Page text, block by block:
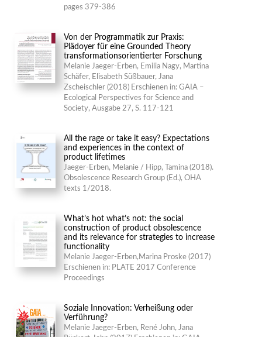
pages 379-386
Von der Programmatik zur Praxis:
Plädoyer für eine Grounded Theory
transformationsorientierter Forschung
Melanie Jaeger-Erben, Emilia Nagy, Martina
Schäfer, Elisabeth Süßbauer, Jana
Zscheischler (2018) Erschienen in: GAIA –
Ecological Perspectives for Science and
Society, Ausgabe 27, S. 117-121
All the rage or take it easy? Expectations
and experiences in the context of
product lifetimes
Jaeger-Erben, Melanie / Hipp, Tamina (2018).
Obsolescence Research Group (Ed.), OHA
texts 1/2018.
What’s hot what’s not: the social
construction of product obsolescence
and its relevance for strategies to increase
functionality
Melanie Jaeger-Erben,Marina Proske (2017)
Erschienen in: PLATE 2017 Conference
Proceedings
Soziale Innovation: Verheißung oder
Verführung?
Melanie Jaeger-Erben, René John, Jana